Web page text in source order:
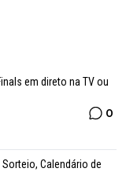
em direto na TV ou
0
Sorteio, Calendário de